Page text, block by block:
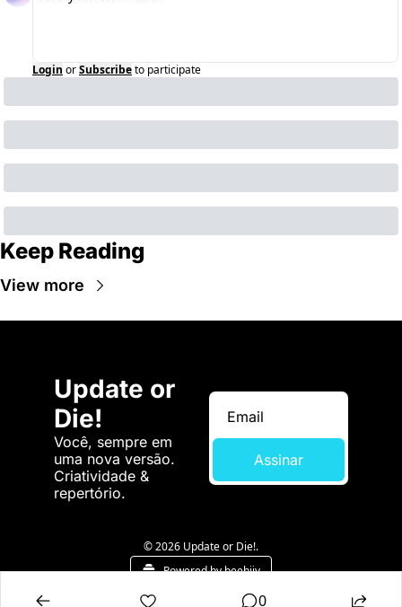
Login orSubscribeto participate
Keep Reading
View more
Update or
Die!
Você, sempre em
uma nova versão.
Criatividade &
repertório.
Assinar
© 2026 Update or Die!.
Powered by beehiiv
0